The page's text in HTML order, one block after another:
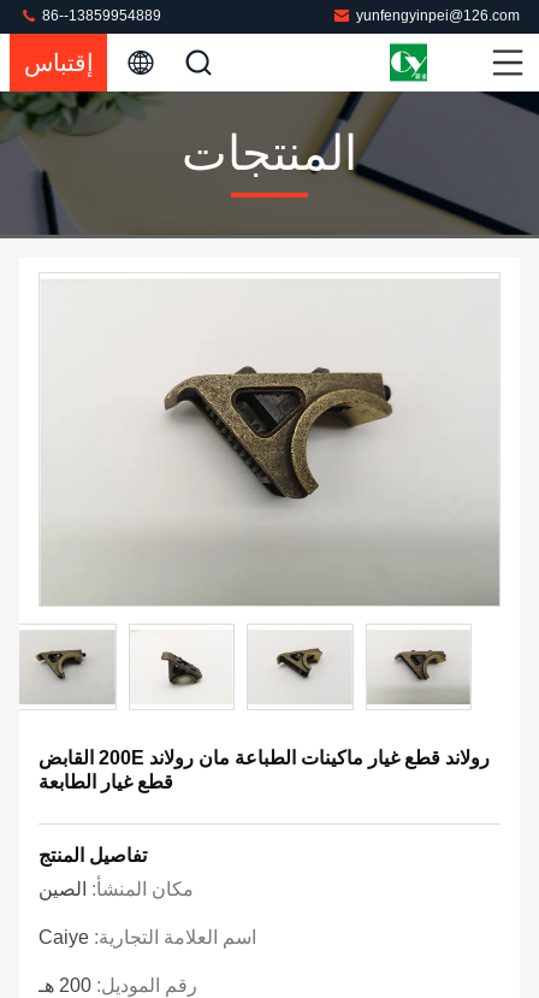
yunfengyinpei@126.com
86--13859954889
إقتباس
المنتجات
رولاند قطع غيار ماكينات الطباعة مان رولاند 200E القابض
قطع غيار الطابعة
تفاصيل المنتج
مكان المنشأ: الصين
اسم العلامة التجارية: Caiye
رقم الموديل: 200 هـ